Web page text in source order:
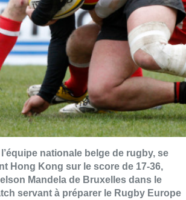
nationale belge de rugby, se
Hong Kong sur le score de 17-36,
Mandela de Bruxelles dans le
servant à préparer le Rugby Europe